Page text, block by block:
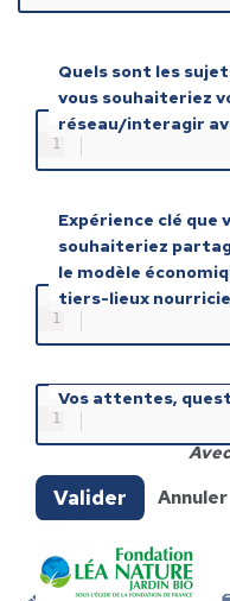
Quels sont les
vous souhaiteriez
réseau/interagir
1
Expérience clé que
souhaiteriez
le modèle
tiers-lieux
1
Vos attentes,
1
Valider Annuler